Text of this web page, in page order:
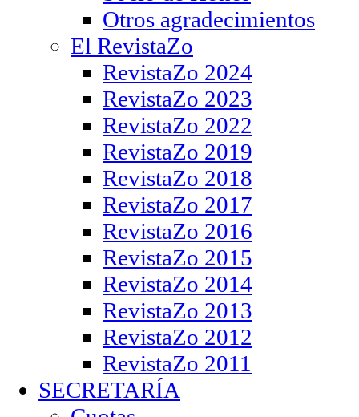
Otros agradecimientos
El RevistaZo
RevistaZo 2024
RevistaZo 2023
RevistaZo 2022
RevistaZo 2019
RevistaZo 2018
RevistaZo 2017
RevistaZo 2016
RevistaZo 2015
RevistaZo 2014
RevistaZo 2013
RevistaZo 2012
RevistaZo 2011
SECRETARÍA